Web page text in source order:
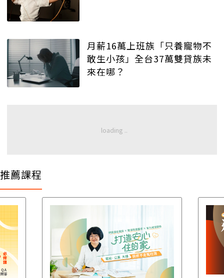
月薪16萬上班族「只養寵物不
敢生小孩」全台37萬雙貸族未
來在哪？
推薦課程